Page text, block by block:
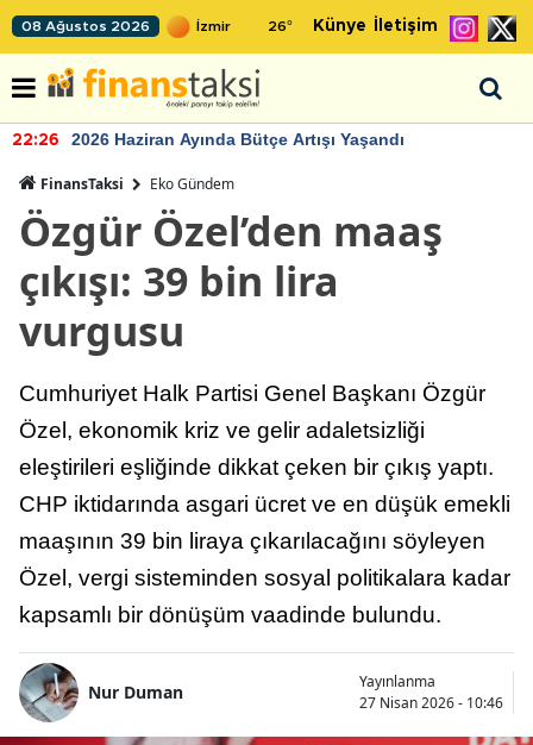
08 Ağustos 2026 26° Künye İletişim
22:26 2026 Haziran Ayında Bütçe Artışı Yaşandı
FinansTaksi Eko Gündem
Özgür Özel’den maaş
çıkışı: 39 bin lira
vurgusu
Cumhuriyet Halk Partisi Genel Başkanı Özgür
Özel, ekonomik kriz ve gelir adaletsizliği
eleştirileri eşliğinde dikkat çeken bir çıkış yaptı.
CHP iktidarında asgari ücret ve en düşük emekli
maaşının 39 bin liraya çıkarılacağını söyleyen
Özel, vergi sisteminden sosyal politikalara kadar
kapsamlı bir dönüşüm vaadinde bulundu.
Nur Duman
Yayınlanma
27 Nisan 2026 - 10:46